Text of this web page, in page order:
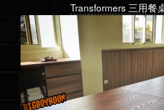
Transformers 三用餐